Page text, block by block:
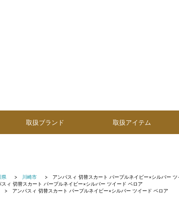
取扱ブランド 取扱アイテム
県 川崎市
アンパスィ 切替スカート パープルネイビー×シルバー ツ
スィ 切替スカート パープルネイビー×シルバー ツイード ベロア
アンパスィ 切替スカート パープルネイビー×シルバー ツイード ベロア